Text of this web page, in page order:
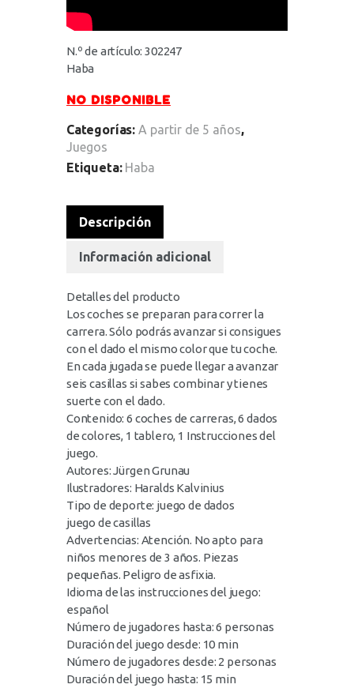
N.º de artículo: 302247
Haba
NO DISPONIBLE
Categorías: A partir de 5 años,
Juegos
Etiqueta: Haba
Descripción
Información adicional
Detalles del producto
Los coches se preparan para correr la
carrera. Sólo podrás avanzar si consigues
con el dado el mismo color que tu coche.
En cada jugada se puede llegar a avanzar
seis casillas si sabes combinar y tienes
suerte con el dado.
Contenido: 6 coches de carreras, 6 dados
de colores, 1 tablero, 1 Instrucciones del
juego.
Autores: Jürgen Grunau
Ilustradores: Haralds Kalvinius
Tipo de deporte: juego de dados
juego de casillas
Advertencias: Atención. No apto para
niños menores de 3 años. Piezas
pequeñas. Peligro de asfixia.
Idioma de las instrucciones del juego:
español
Número de jugadores hasta: 6 personas
Duración del juego desde: 10 min
Número de jugadores desde: 2 personas
Duración del juego hasta: 15 min